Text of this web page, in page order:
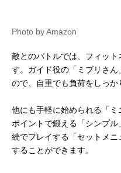
Photo by Amazon
敵とのバトルでは、フィッ
す。ガイド役の「ミブリさ
ので、自重でも負荷をしっか
他にも手軽に始められる「
ポイントで鍛える「シンプ
続でプレイする「セットメニ
することができます。